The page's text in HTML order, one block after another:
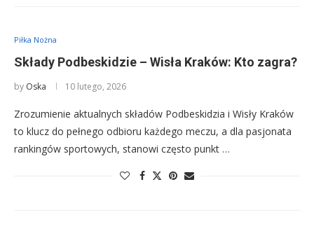
Piłka Nożna
Składy Podbeskidzie – Wisła Kraków: Kto zagra?
by Oska 10 lutego, 2026
Zrozumienie aktualnych składów Podbeskidzia i Wisły Kraków
to klucz do pełnego odbioru każdego meczu, a dla pasjonata
rankingów sportowych, stanowi często punkt …